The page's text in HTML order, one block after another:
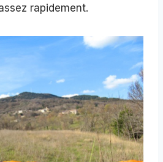
rapidement.